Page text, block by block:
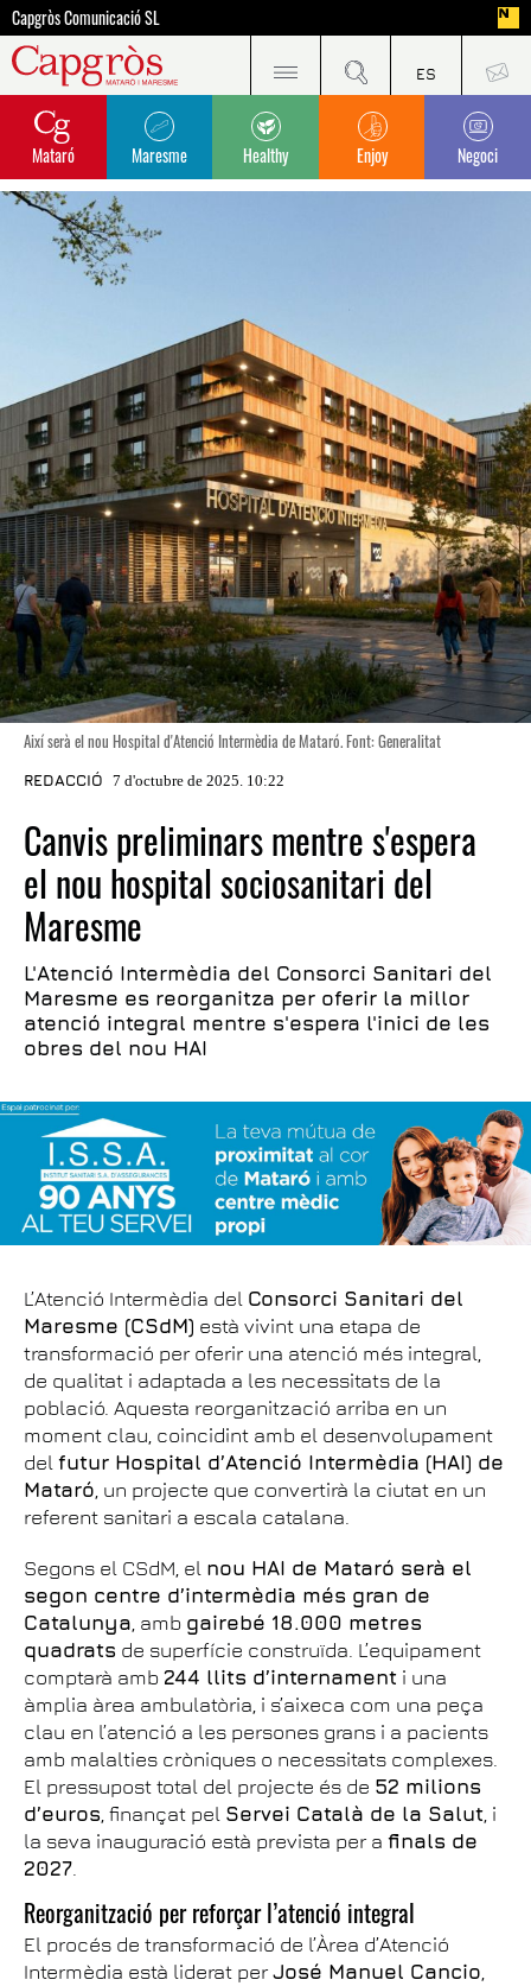
Capgròs Comunicació SL
Mataró Maresme Healthy Enjoy Negoci
Així serà el nou Hospital d'Atenció Intermèdia de Mataró. Font: Generalitat
REDACCIÓ 7 d'octubre de 2025. 10:22
Canvis preliminars mentre s'espera
el nou hospital sociosanitari del
Maresme
L'Atenció Intermèdia del Consorci Sanitari del
Maresme es reorganitza per oferir la millor
atenció integral mentre s'espera l'inici de les
obres del nou HAI
L’Atenció Intermèdia del Consorci Sanitari del
Maresme (CSdM) està vivint una etapa de
transformació per oferir una atenció més integral,
de qualitat i adaptada a les necessitats de la
població. Aquesta reorganització arriba en un
moment clau, coincidint amb el desenvolupament
del futur Hospital d’Atenció Intermèdia (HAI) de
Mataró, un projecte que convertirà la ciutat en un
referent sanitari a escala catalana.
Segons el CSdM, el nou HAI de Mataró serà el
segon centre d’intermèdia més gran de
Catalunya, amb gairebé 18.000 metres
quadrats de superfície construïda. L’equipament
comptarà amb 244 llits d’internament i una
àmplia àrea ambulatòria, i s’aixeca com una peça
clau en l’atenció a les persones grans i a pacients
amb malalties cròniques o necessitats complexes.
El pressupost total del projecte és de 52 milions
d’euros, finançat pel Servei Català de la Salut, i
la seva inauguració està prevista per a finals de
2027.
Reorganització per reforçar l’atenció integral
El procés de transformació de l’Àrea d’Atenció
Intermèdia està liderat per José Manuel Cancio,